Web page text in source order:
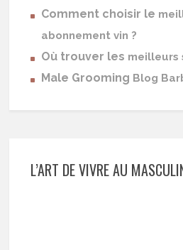
Comment choisir le
abonnement vin ?
Où trouver les meilleurs
Male Grooming Blog
L’ART DE VIVRE AU